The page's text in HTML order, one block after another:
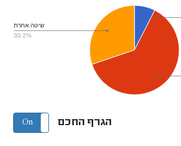
שיטה אחרת
30.2%
הגרף החכם On Off